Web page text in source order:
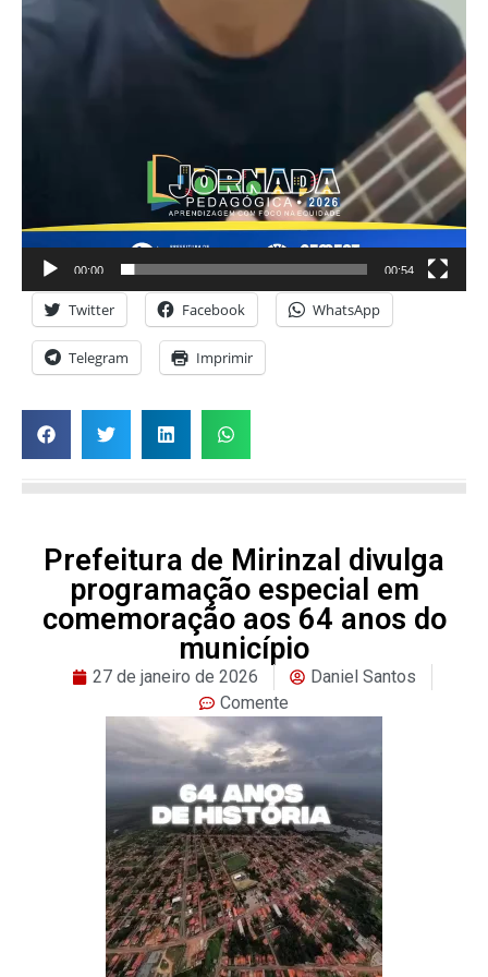
00:00 00:54
Twitter Facebook WhatsApp
Telegram Imprimir
Prefeitura de Mirinzal divulga
programação especial em
comemoração aos 64 anos do
município
27 de janeiro de 2026
Daniel Santos
Comente